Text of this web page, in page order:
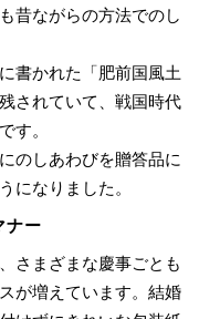
昔ながらの方法でのし
書かれた「肥前国風土
されていて、戦国時代
す。
のしあわびを贈答品に
になりました。
ナー
さまざまな慶事ごとも
が増えています。結婚